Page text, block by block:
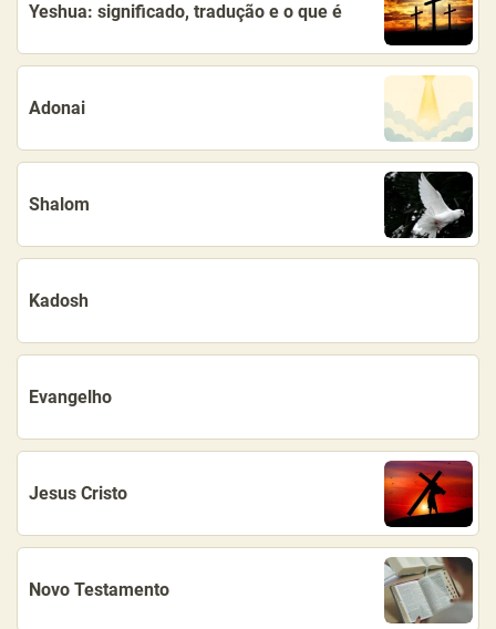
Yeshua: significado, tradução e o que é
Adonai
Shalom
Kadosh
Evangelho
Jesus Cristo
Novo Testamento